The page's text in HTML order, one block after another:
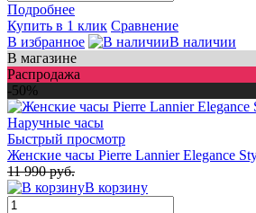
Подробнее
Купить в 1 клик Сравнение
В избранное
В наличии
В магазине
Распродажа
-50%
Быстрый просмотр
Женские часы Pierre Lannier Elegance
11 990 руб.
В корзину